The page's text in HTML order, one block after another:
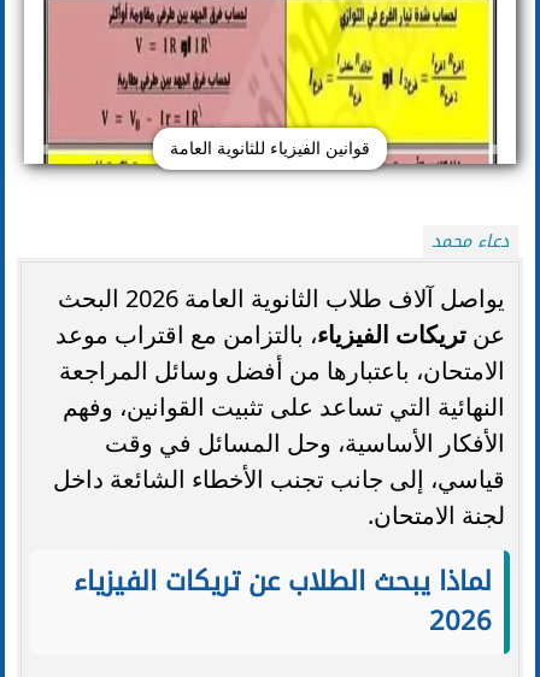
قوانين الفيزياء للثانوية العامة
دعاء محمد
يواصل آلاف طلاب الثانوية العامة 2026 البحث
عن تريكات الفيزياء، بالتزامن مع اقتراب موعد
الامتحان، باعتبارها من أفضل وسائل المراجعة
النهائية التي تساعد على تثبيت القوانين، وفهم
الأفكار الأساسية، وحل المسائل في وقت
قياسي، إلى جانب تجنب الأخطاء الشائعة داخل
لجنة الامتحان.
لماذا يبحث الطلاب عن تريكات الفيزياء
2026